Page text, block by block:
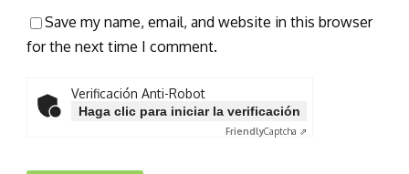
Save my name, email, and website in this browser
for the next time I comment.
Verificación Anti-Robot
Haga clic para iniciar la verificación
FriendlyCaptcha ⇗